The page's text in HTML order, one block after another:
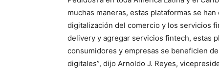
muchas maneras, estas plataformas se
digitalización del comercio y los servicios
delivery y agregar servicios fintech, estas
consumidores y empresas se beneficien
digitales”, dijo Arnoldo J. Reyes,